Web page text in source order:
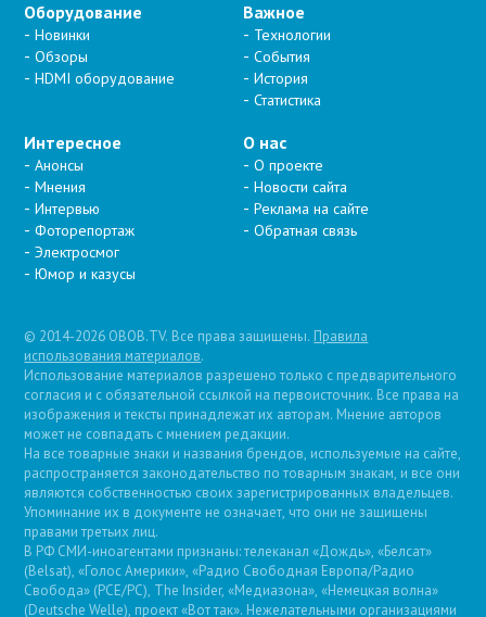
Оборудование
Новинки
Обзоры
HDMI оборудование
Важное
Технологии
События
История
Статистика
Интересное
Анонсы
Мнения
Интервью
Фоторепортаж
Электросмог
Юмор и казусы
О нас
О проекте
Новости сайта
Реклама на сайте
Обратная связь
© 2014-2026 OBOB.TV. Все права защищены. Правила
использования материалов.
Использование материалов разрешено только с предварительного
согласия и с обязательной ссылкой на первоисточник. Все права на
изображения и тексты принадлежат их авторам. Мнение авторов
может не совпадать с мнением редакции.
На все товарные знаки и названия брендов, используемые на сайте,
распространяется законодательство по товарным знакам, и все они
являются собственностью своих зарегистрированных владельцев.
Упоминание их в документе не означает, что они не защищены
правами третьих лиц.
В РФ СМИ-иноагентами признаны: телеканал «Дождь», «Белсат»
(Belsat), «Голос Америки», «Радио Свободная Европа/Радио
Свобода» (PCE/PC), The Insider, «Медиазона», «Немецкая волна»
(Deutsche Welle), проект «Вот так». Нежелательными организациями